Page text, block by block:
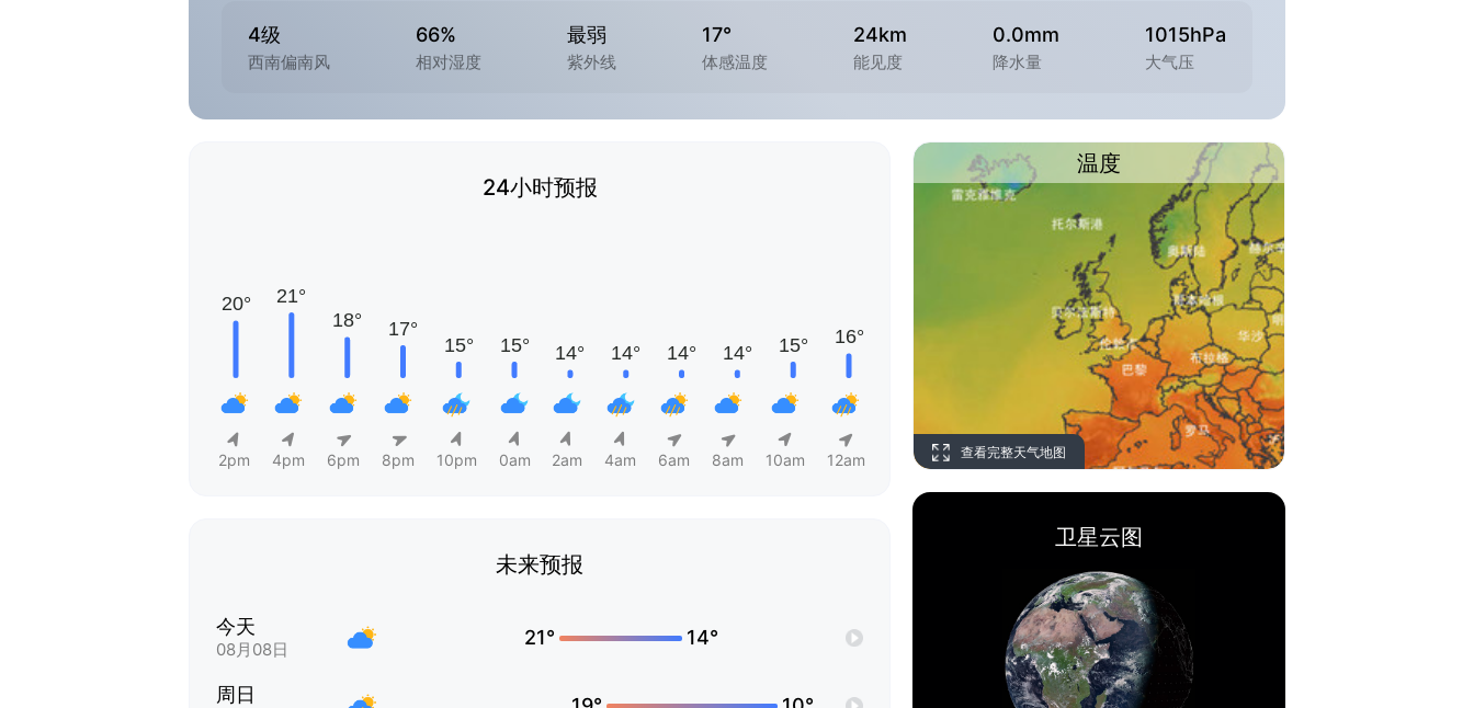
4级
西南偏南风
66%
相对湿度
最弱
紫外线
17°
体感温度
24km
能见度
0.0mm
降水量
1015hPa
大气压
24小时预报
2pm 4pm 6pm 8pm 10pm 0am 2am 4am 6am 8am 10am 12am
未来预报
今天
08月08日
21° 14°
周日
温度
查看完整天气地图
卫星云图